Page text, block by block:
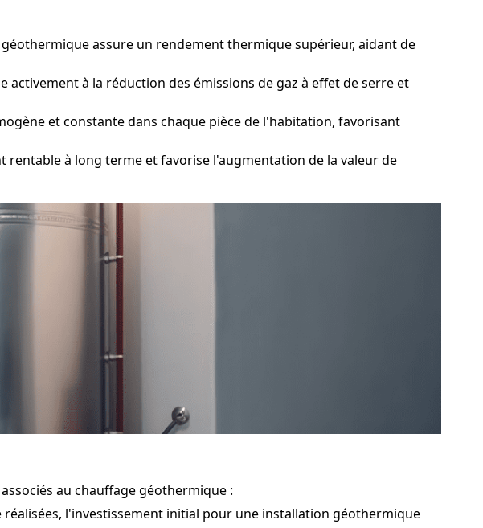
assure un rendement thermique supérieur, aidant de
à la réduction des émissions de gaz à effet de serre et
et constante dans chaque pièce de l'habitation, favorisant
à long terme et favorise l'augmentation de la valeur de
au chauffage géothermique :
l'investissement initial pour une installation géothermique